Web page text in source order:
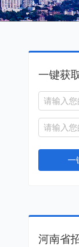
一键获
一
河南省